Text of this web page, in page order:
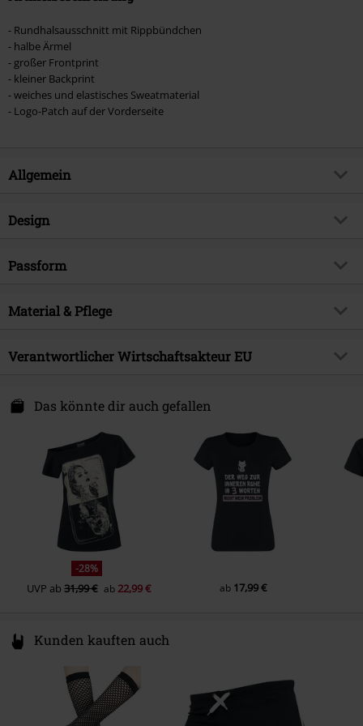
- Rundhalsausschnitt mit Rippbündchen
- halbe Ärmel
- großer Frontprint
- kleiner Backprint
- weiches und elastisches Sweatmaterial
- Logo-Patch auf der Vorderseite
Allgemein
Artikelnummer:
Brand
Erscheinungsdatum
Design
Produkt-Typ
Bedruckt
Kragenform
Kragenlos
Armlänge
Kurzer Ärmel
schwarz
Passform
Passform/Oberteile
Material & Pflege
Obermaterial
100% Baumwolle
Verantwortlicher Wirtschaftsakteur EU
Kilmovee upper, Portlaw
info@innocentclothingltd.com
Das könnte dir auch gefallen
-28%
UVP ab31,99 € ab 22,99 € ab 17,99 €
Kunden kauften auch